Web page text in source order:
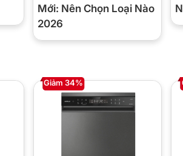
Mới: Nên Chọn Loại Nào
2026
Giảm 34%